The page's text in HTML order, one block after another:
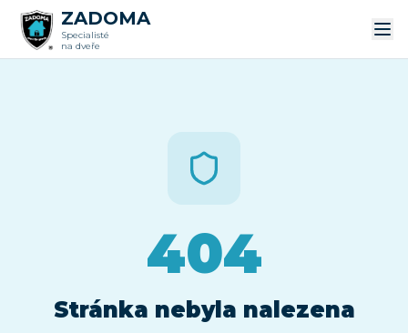
ZADOMA
Specialisté
na dveře
404
Stránka nebyla nalezena